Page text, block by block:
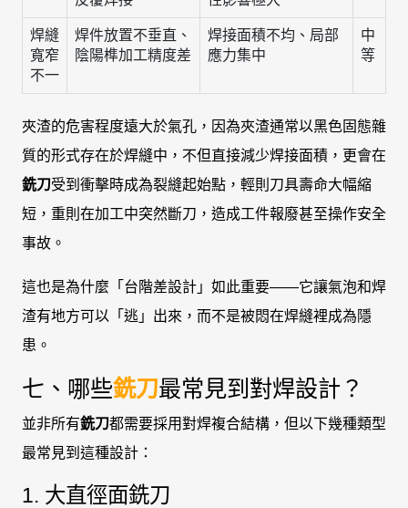
焊縫
寬窄
不一
焊件放置不垂直、
陰陽榫加工精度差
焊接面積不均、局部
應力集中
中
等
夾渣的危害程度遠大於氣孔，因為夾渣通常以黑色固態雜
質的形式存在於焊縫中，不但直接減少焊接面積，更會在
銑刀受到衝擊時成為裂縫起始點，輕則刀具壽命大幅縮
短，重則在加工中突然斷刀，造成工件報廢甚至操作安全
事故。
這也是為什麼「台階差設計」如此重要——它讓氣泡和焊
渣有地方可以「逃」出來，而不是被悶在焊縫裡成為隱
患。
七、哪些銑刀最常見到對焊設計？
並非所有銑刀都需要採用對焊複合結構，但以下幾種類型
最常見到這種設計：
1. 大直徑面銑刀